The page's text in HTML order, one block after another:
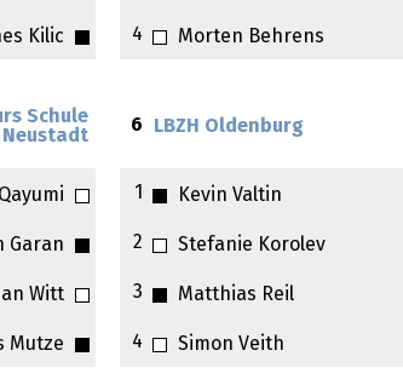
Kilic 4 Morten Behrens
Schule
Neustadt
Garan
Witt
Mutze
6 LBZH Oldenburg
1 Kevin Valtin
2 Stefanie Korolev
3 Matthias Reil
4 Simon Veith